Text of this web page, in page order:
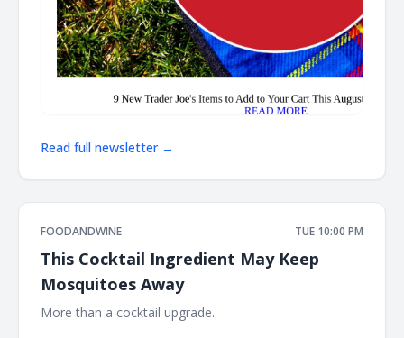
Read full newsletter →
FOODANDWINE TUE 10:00 PM
This Cocktail Ingredient May Keep
Mosquitoes Away
More than a cocktail upgrade. ‌ ‌ ‌ ‌ ‌ ‌ ‌ ‌ ‌ ‌ ‌ ‌ ‌ ‌ ‌ ‌ ‌ ‌ ‌ ‌ ‌ ‌ ‌ ‌ ‌ ‌ ‌ ‌ ‌ ‌ ‌ ‌ ‌ ‌ ‌ ‌ ‌ ‌ ‌ ‌ ‌